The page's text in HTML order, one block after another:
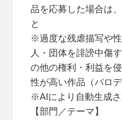
品を応募した場合は
と
※過度な残虐描写や
人・団体を誹謗中傷
の他の権利・利益を
性が高い作品（パロ
※AIにより自動生成
【部門／テーマ】